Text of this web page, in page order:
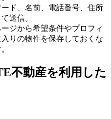
ド、名前、電話番号、住所
送信。
ジから希望条件やプロフィ
りの物件を保存しておくな
不動産を利用した